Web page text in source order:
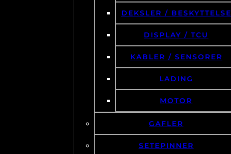
DEKSLER / BESKYTTELSE
DISPLAY / TCU
KABLER / SENSORER
LADING
MOTOR
GAFLER
SETEPINNER